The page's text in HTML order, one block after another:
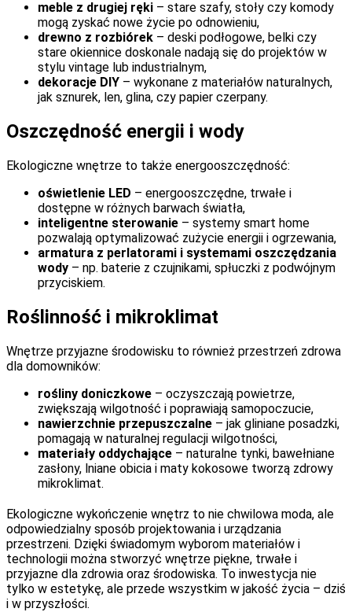
meble z drugiej ręki – stare szafy, stoły czy komody
mogą zyskać nowe życie po odnowieniu,
drewno z rozbiórek – deski podłogowe, belki czy
stare okiennice doskonale nadają się do projektów w
stylu vintage lub industrialnym,
dekoracje DIY – wykonane z materiałów naturalnych,
jak sznurek, len, glina, czy papier czerpany.
Oszczędność energii i wody
Ekologiczne wnętrze to także energooszczędność:
oświetlenie LED – energooszczędne, trwałe i
dostępne w różnych barwach światła,
inteligentne sterowanie – systemy smart home
pozwalają optymalizować zużycie energii i ogrzewania,
armatura z perlatorami i systemami oszczędzania
wody – np. baterie z czujnikami, spłuczki z podwójnym
przyciskiem.
Roślinność i mikroklimat
Wnętrze przyjazne środowisku to również przestrzeń zdrowa
dla domowników:
rośliny doniczkowe – oczyszczają powietrze,
zwiększają wilgotność i poprawiają samopoczucie,
nawierzchnie przepuszczalne – jak gliniane posadzki,
pomagają w naturalnej regulacji wilgotności,
materiały oddychające – naturalne tynki, bawełniane
zasłony, lniane obicia i maty kokosowe tworzą zdrowy
mikroklimat.
Ekologiczne wykończenie wnętrz to nie chwilowa moda, ale
odpowiedzialny sposób projektowania i urządzania
przestrzeni. Dzięki świadomym wyborom materiałów i
technologii można stworzyć wnętrze piękne, trwałe i
przyjazne dla zdrowia oraz środowiska. To inwestycja nie
tylko w estetykę, ale przede wszystkim w jakość życia – dziś
i w przyszłości.